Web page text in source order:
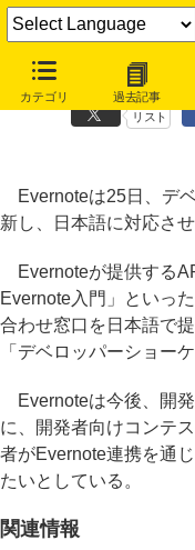
カテゴリ 過去記事
Evernote開発者サイトが
リスト
Evernoteは25日、デ
新し、日本語に対応さ
Evernoteが提供する
Evernote入門」といっ
合わせ窓口を日本語で
「デベロッパーショー
Evernoteは今後、開
に、開発者向けコンテ
者がEvernote連携を通
たいとしている。
関連情報